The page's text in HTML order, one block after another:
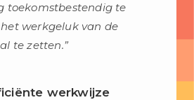
toekomstbestendig te
werkgeluk van de
te zetten.”
werkwijze